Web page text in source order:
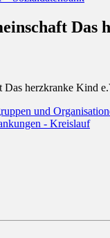
Das
Das herzkranke Kind
und
- Kreislauf